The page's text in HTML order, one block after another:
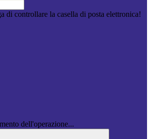
di controllare la casella di posta elettronica!
dell'operazione...